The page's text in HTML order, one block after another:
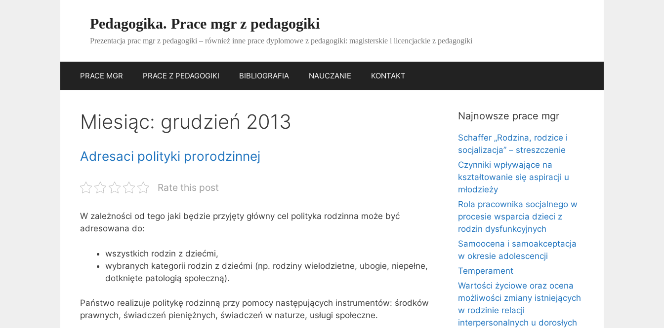
Pedagogika. Prace mgr z pedagogiki
Prezentacja prac mgr z pedagogiki – również inne prace dyplomowe z pedagogiki: magisterskie i licencjackie z pedagogiki
PRACE MGR PRACE Z PEDAGOGIKI BIBLIOGRAFIA NAUCZANIE KONTAKT
Miesiąc: grudzień 2013
Adresaci polityki prorodzinnej
Rate this post
W zależności od tego jaki będzie przyjęty główny cel polityka rodzinna może być
adresowana do:
wszystkich rodzin z dziećmi,
wybranych kategorii rodzin z dziećmi (np. rodziny wielodzietne, ubogie, niepełne,
dotknięte patologią społeczną).
Państwo realizuje politykę rodzinną przy pomocy następujących instrumentów: środków
prawnych, świadczeń pieniężnych, świadczeń w naturze, usługi społeczne.
Najnowsze prace mgr
Schaffer „Rodzina, rodzice i
socjalizacja” – streszczenie
Czynniki wpływające na
kształtowanie się aspiracji u
młodzieży
Rola pracownika socjalnego w
procesie wsparcia dzieci z
rodzin dysfunkcyjnych
Samoocena i samoakceptacja
w okresie adolescencji
Temperament
Wartości życiowe oraz ocena
możliwości zmiany istniejących
w rodzinie relacji
interpersonalnych u dorosłych